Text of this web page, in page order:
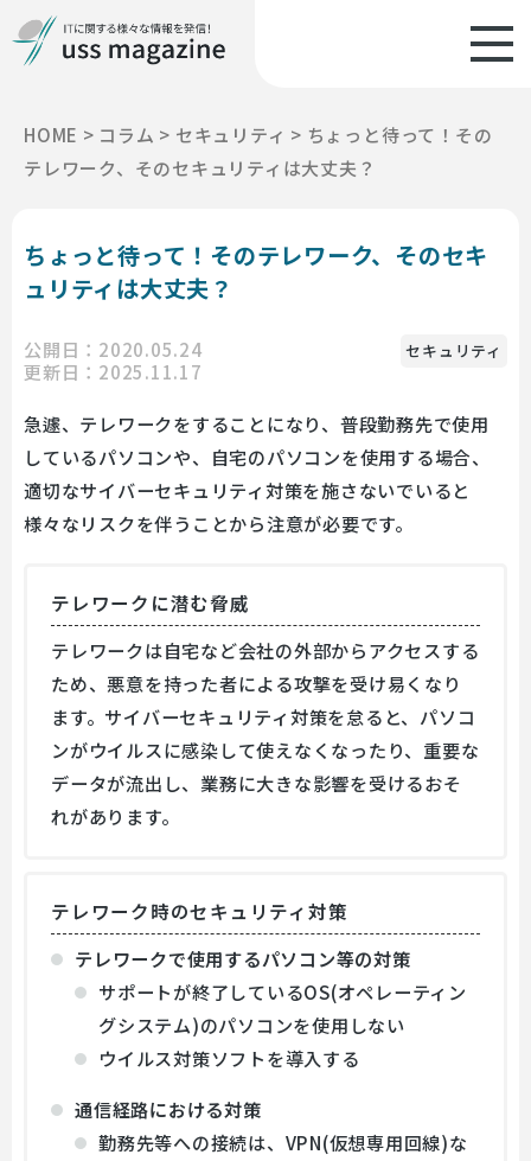
HOME > コラム > セキュリティ > ちょっと待って！その
テレワーク、そのセキュリティは大丈夫？
ちょっと待って！そのテレワーク、そのセキ
ュリティは大丈夫？
公開日：2020.05.24
更新日：2025.11.17
セキュリティ
急遽、テレワークをすることになり、普段勤務先で使用
しているパソコンや、自宅のパソコンを使用する場合、
適切なサイバーセキュリティ対策を施さないでいると
様々なリスクを伴うことから注意が必要です。
テレワークに潜む脅威
テレワークは自宅など会社の外部からアクセスする
ため、悪意を持った者による攻撃を受け易くなり
ます。サイバーセキュリティ対策を怠ると、パソコ
ンがウイルスに感染して使えなくなったり、重要な
データが流出し、業務に大きな影響を受けるおそ
れがあります。
テレワーク時のセキュリティ対策
テレワークで使用するパソコン等の対策
サポートが終了しているOS(オペレーティン
グシステム)のパソコンを使用しない
ウイルス対策ソフトを導入する
通信経路における対策
勤務先等への接続は、VPN(仮想専用回線)な